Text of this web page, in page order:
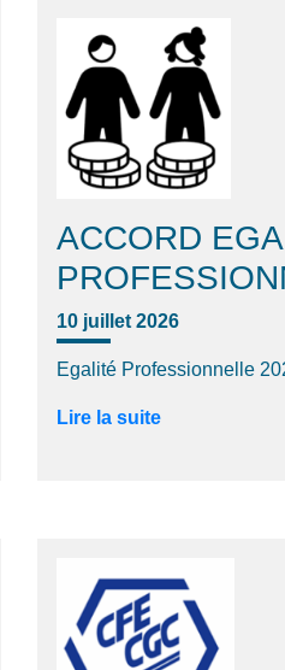
ACCORD
10 juillet 2026
Egalité Professionnelle
Lire la suite